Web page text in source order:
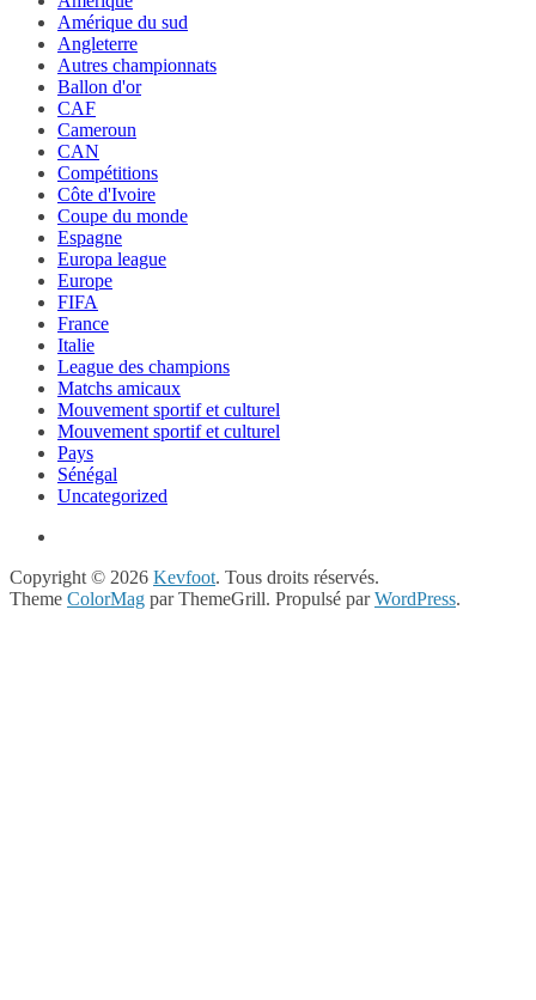
Amérique du sud
Angleterre
Autres championnats
Ballon d'or
CAF
Cameroun
CAN
Compétitions
Côte d'Ivoire
Coupe du monde
Espagne
Europa league
Europe
FIFA
France
Italie
League des champions
Matchs amicaux
Mouvement sportif et culturel
Mouvement sportif et culturel
Pays
Sénégal
Uncategorized
Copyright © 2026 Kevfoot. Tous droits réservés.
Theme ColorMag par ThemeGrill. Propulsé parWordPress.